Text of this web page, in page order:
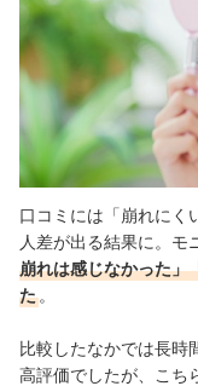
口コミには「崩れにく
人差が出る結果に。モ
崩れは感じなかった」
た 。
比較したなかでは長時
高評価でしたが、こち